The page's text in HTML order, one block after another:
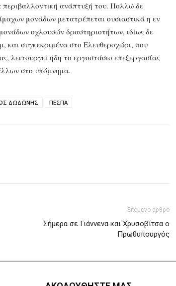
περιβαλλοντική ανάπτυξή του. Πολλώ δε
μονάδων μετατρέπεται ουσιαστικά η εν
οχλουσών δραστηριοτήτων, ιδίως δε
και συγκεκριμένα στο Ελευθεροχώρι, που
λειτουργεί ήδη το εργοστάσιο επεξεργασίας
στο υπόμνημα.
ΔΩΔΩΝΗΣ ΠΕΣΠΑ
Επόμενο άρθρο
Σήμερα σε Γιάννενα και Χρυσοβίτσα ο
Πρωθυπουργός